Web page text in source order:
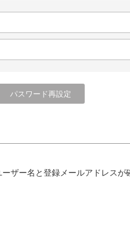
ザー名と登録メールアドレスが